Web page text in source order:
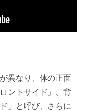
異なり、体の正面
ントサイド」、背
」と呼び、さらに